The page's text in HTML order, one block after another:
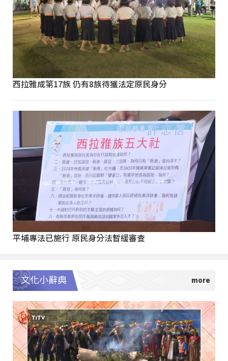
西拉雅成第17族 仍有8族待獲法定原民身分
平埔專法已施行 原民身分法暫緩審查
文化小辭典